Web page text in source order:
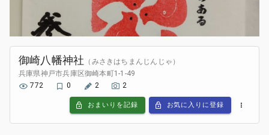
御崎八幡神社 （みさきはちまんじんじゃ）
兵庫県神戸市兵庫区御崎本町1-1-49
772
0 2 2
おまいりを記録 お気に入りに登録